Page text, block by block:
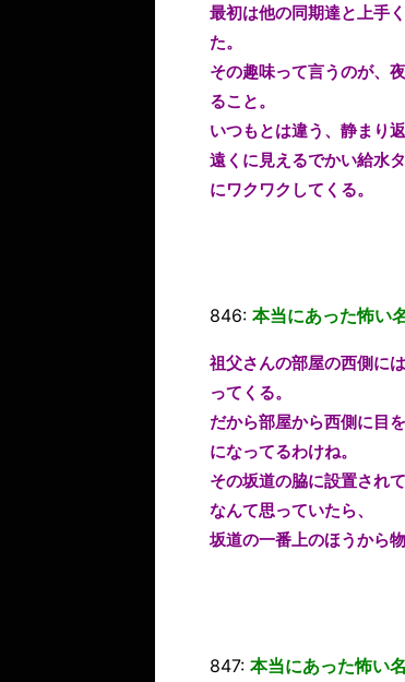
最初は他の同期達と上手
た。
その趣味って言うのが、
ること。
いつもとは違う、静まり
遠くに見えるでかい給水
にワクワクしてくる。
846: 本当にあった怖い
祖父さんの部屋の西側に
ってくる。
だから部屋から西側に目
になってるわけね。
その坂道の脇に設置され
なんて思っていたら、
坂道の一番上のほうから
847: 本当にあった怖い